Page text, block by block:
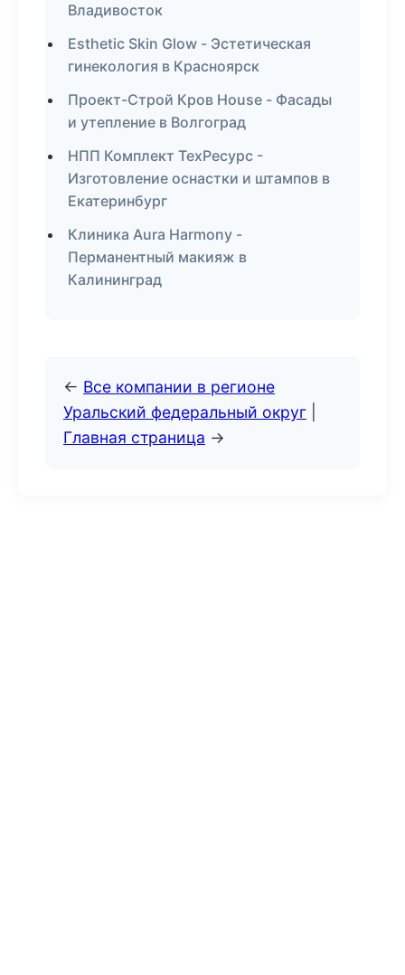
Владивосток
Esthetic Skin Glow - Эстетическая
гинекология в Красноярск
Проект-Строй Кров House - Фасады
и утепление в Волгоград
НПП Комплект ТехРесурс -
Изготовление оснастки и штампов в
Екатеринбург
Клиника Aura Harmony -
Перманентный макияж в
Калининград
← Все компании в регионе
Уральский федеральный округ
Главная страница →